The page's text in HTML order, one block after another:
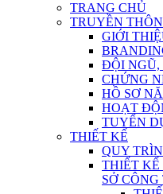
TRANG CHỦ
TRUYỀN
GIỚI
ĐỘI NGŨ,
CHỨNG
HỒ SƠ
HOẠT
TUYỂN
THIẾT KẾ
QUY
THIẾT KẾ
SỞ CÔNG